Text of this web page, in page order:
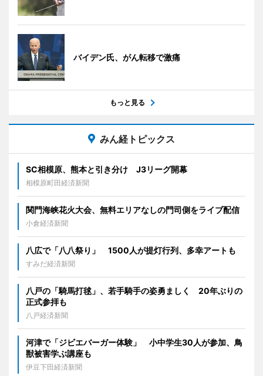
バイデン氏、がん転移で激痛
もっと見る
みん経トピックス
SC相模原、熊本と引き分け J3リーグ開幕
相模原町田経済新聞
関門海峡花火大会、無料エリアなしの門司側をライブ配信
小倉経済新聞
八広で「八八祭り」 1500人が提灯行列、多幸アートも
すみだ経済新聞
八戸の「騎馬打毬」、若手騎手の姿勇ましく 20年ぶりの
正式参拝も
八戸経済新聞
河津で「ジビエバーガー体験」 小中学生30人が参加、鳥
獣被害学ぶ講座も
伊豆下田経済新聞